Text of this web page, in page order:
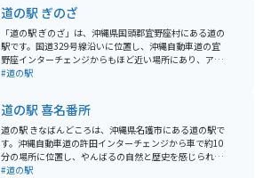
沖縄そばやタコライスなどのご当地グルメが味わえる飲
食店もあります。 バイクで訪れる場合、道の駅には広い
駐車場が完備されているので安心です。ツーリングの休
憩場所としてはもちろん、沖縄本島北部を巡る際の拠点
としても便利です。 周辺には、パイナップルパークやナ
にもアクセスできます。
道の駅 ぎのざ
「道の駅 ぎのざ」は、沖縄県国頭郡宜野座村にある道の
駅です。国道329号線沿いに位置し、沖縄自動車道の宜
野座インターチェンジからもほど近い場所にあり、アク
セスも便利です。 施設内には、地元の新鮮な野菜や果物
の食材を使った料理を楽しむことができます。また、道
の駅に隣接して、野球場や多目的広場などのスポーツ施
設を備えた「ぎのざ運動公園」があります。 ツーリング
の休憩場所としても最適な場所で、沖縄の自然を感じな
がら、地元の美味しいものを楽しんでみてはいかがでし
#道の駅
道の駅 喜名番所
道の駅 きなばんどころは、沖縄県名護市にある道の駅で
す。沖縄自動車道の許田インターチェンジから車で約10
分の場所に位置し、やんばるの自然と歴史を感じられる
スポットとして人気を集めています。 道の駅 きなばんど
#道の駅